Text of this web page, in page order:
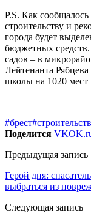
P.S. Как
строительству и
города будет
бюджетных средств.
садов – в
Лейтенанта
школы на 1020
#брест
Поделится VK
Предыдущая запись
Герой дня:
выбраться из
Следующая запись